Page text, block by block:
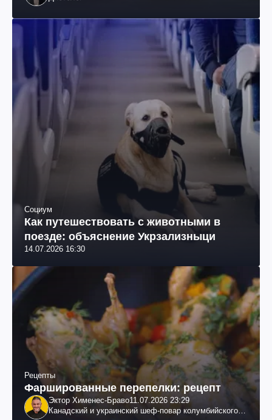
Социум
Как путешествовать с животными в
поезде: объяснение Укрзализныци
14.07.2026 16:30
Рецепты
Фаршированные перепелки: рецепт
Эктор Хименес-Браво11.07.2026 23:29
Канадский и украинский шеф-повар колумбийского